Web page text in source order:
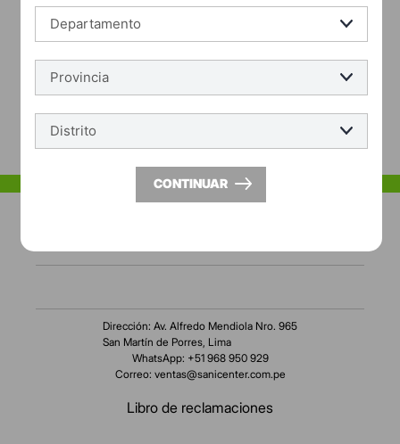
Tendencias, catálogos y consejos para tu hogar.
SUSCRÍBETE
Acepto los Términos y Condiciones y la Política de protección de
datos personales
Dirección: Av. Alfredo Mendiola Nro. 965
San Martín de Porres, Lima
WhatsApp: +51 968 950 929
Correo: ventas@sanicenter.com.pe
Libro de reclamaciones
CONTINUAR